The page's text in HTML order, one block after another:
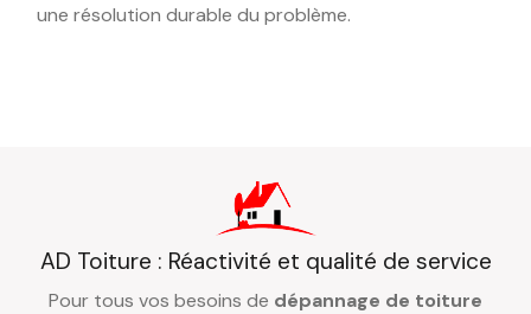
une résolution durable du problème.
AD Toiture : Réactivité et qualité de service
Pour tous vos besoins de dépannage de toiture